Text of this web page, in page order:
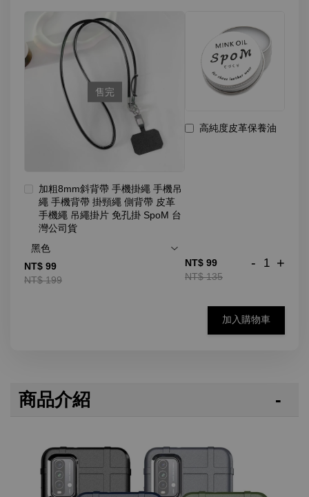
售完
加粗8mm斜背帶 手機掛繩 手機吊
繩 手機背帶 掛頸繩 側背帶 皮革
手機繩 吊繩掛片 免孔掛 SpoM 台
灣公司貨
NT$ 99
NT$ 199
高純度皮革保養油
NT$ 99
NT$ 135
- +
加入購物車
商品介紹